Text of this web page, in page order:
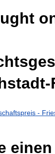
-
einen